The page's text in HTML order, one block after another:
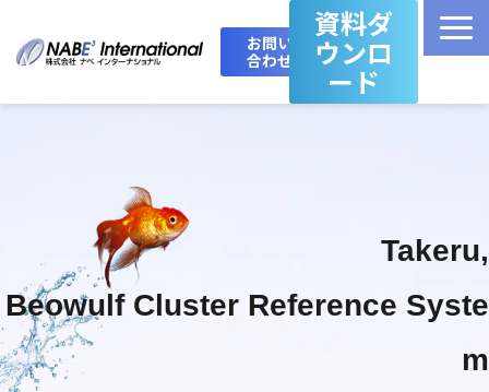
お問い
合わせ
資料ダ
ウンロ
ード
製品・サービス一覧
Takeru Boost 技術情報ブログ
会社概要
お問い合わせ
Takeru,
Beowulf Cluster Reference Syste
m